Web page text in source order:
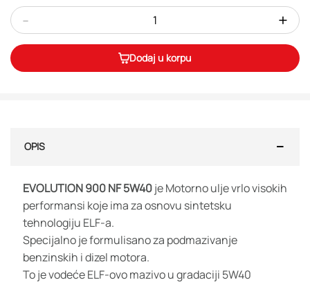
- +
Dodaj u korpu
OPIS
EVOLUTION 900 NF 5W40je Motorno ulje vrlo visokih
performansi koje ima za osnovu sintetsku
tehnologiju ELF-a.
Specijalno je formulisano za podmazivanje
benzinskih i dizel motora.
To je vodeće ELF-ovo mazivo u gradaciji 5W40